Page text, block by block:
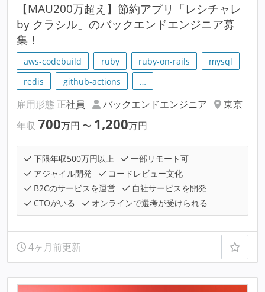
【MAU200万超え】節約アプリ「レシチャレ
by クラシル」のバックエンドエンジニア募
集！
aws-codebuild ruby ruby-on-rails
mysql
redis
github-actions …
雇用形態 正社員 バックエンドエンジニア
東京
年収 700万円 〜 1,200万円
下限年収500万円以上
一部リモート可
アジャイル開発
コードレビュー文化
B2Cのサービスを運営
自社サービスを開発
CTOがいる
オンラインで選考が受けられる
4ヶ月前更新